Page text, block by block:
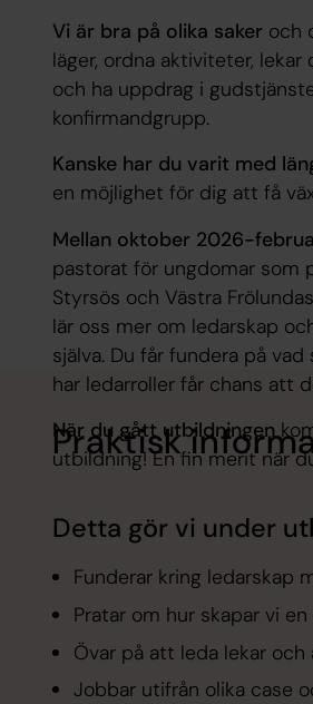
Vi är bra på olika saker och
läger, ordna aktiviteter,
och ha uppdrag i
konfirmandgrupp.
Kanske har du varit med
en möjlighet för dig att få
Mellan oktober 2026-
pastorat för ungdomar som
Styrsös och Västra
lär oss mer om ledarskap
själva. Du får fundera på
har ledarroller får chans att
När du gått utbildningen
utbildning! En fin merit när
Praktisk
Detta gör vi under
Funderar kring ledarskap
Pratar om hur skapar vi
Övar på att leda lekar och
Jobbar utifrån olika case